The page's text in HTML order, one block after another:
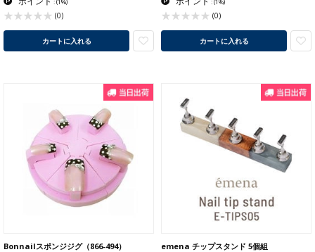
(0)
カートに入れる
(0)
カートに入れる
Bonnailスポンジジグ（866-494） emena チップスタンド 5個組